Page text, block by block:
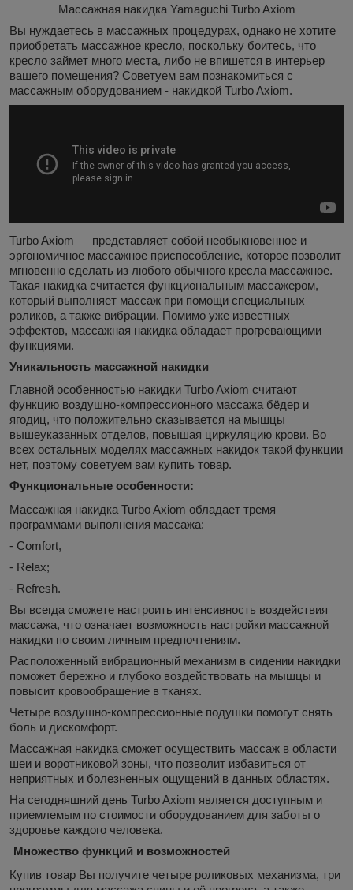
Массажная накидка Yamaguchi Turbo Axiom
Вы нуждаетесь в массажных процедурах, однако не хотите
приобретать массажное кресло, поскольку боитесь, что
кресло займет много места, либо не впишется в интерьер
вашего помещения? Советуем вам познакомиться с
массажным оборудованием - накидкой Turbo Axiom.
Turbo Axiom — представляет собой необыкновенное и
эргономичное массажное приспособление, которое позволит
мгновенно сделать из любого обычного кресла массажное.
Такая накидка считается функциональным массажером,
который выполняет массаж при помощи специальных
роликов, а также вибрации. Помимо уже известных
эффектов, массажная накидка обладает прогревающими
функциями.
Уникальность массажной накидки
Главной особенностью накидки Turbo Axiom считают
функцию воздушно-компрессионного массажа бёдер и
ягодиц, что положительно сказывается на мышцы
вышеуказанных отделов, повышая циркуляцию крови. Во
всех остальных моделях массажных накидок такой функции
нет, поэтому советуем вам купить товар.
Функциональные особенности:
Массажная накидка Turbo Axiom обладает тремя
программами выполнения массажа:
- Comfort,
- Relax;
- Refresh.
Вы всегда сможете настроить интенсивность воздействия
массажа, что означает возможность настройки массажной
накидки по своим личным предпочтениям.
Расположенный вибрационный механизм в сидении накидки
поможет бережно и глубоко воздействовать на мышцы и
повысит кровообращение в тканях.
Четыре воздушно-компрессионные подушки помогут снять
боль и дискомфорт.
Массажная накидка сможет осуществить массаж в области
шеи и воротниковой зоны, что позволит избавиться от
неприятных и болезненных ощущений в данных областях.
На сегодняшний день Turbo Axiom является доступным и
приемлемым по стоимости оборудованием для заботы о
здоровье каждого человека.
Множество функций и возможностей
Купив товар Вы получите четыре роликовых механизма, три